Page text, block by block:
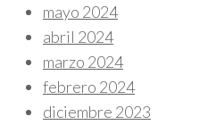
mayo 2024
abril 2024
marzo 2024
febrero 2024
diciembre 2023